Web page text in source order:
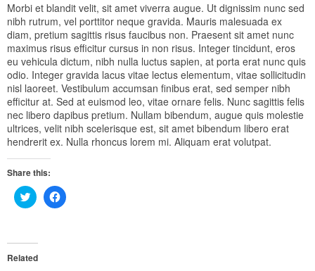
Morbi et blandit velit, sit amet viverra augue. Ut dignissim nunc sed
nibh rutrum, vel porttitor neque gravida. Mauris malesuada ex
diam, pretium sagittis risus faucibus non. Praesent sit amet nunc
maximus risus efficitur cursus in non risus. Integer tincidunt, eros
eu vehicula dictum, nibh nulla luctus sapien, at porta erat nunc quis
odio. Integer gravida lacus vitae lectus elementum, vitae sollicitudin
nisl laoreet. Vestibulum accumsan finibus erat, sed semper nibh
efficitur at. Sed at euismod leo, vitae ornare felis. Nunc sagittis felis
nec libero dapibus pretium. Nullam bibendum, augue quis molestie
ultrices, velit nibh scelerisque est, sit amet bibendum libero erat
hendrerit ex. Nulla rhoncus lorem mi. Aliquam erat volutpat.
Share this:
Click
to
(Opens
new
Click
to
Related